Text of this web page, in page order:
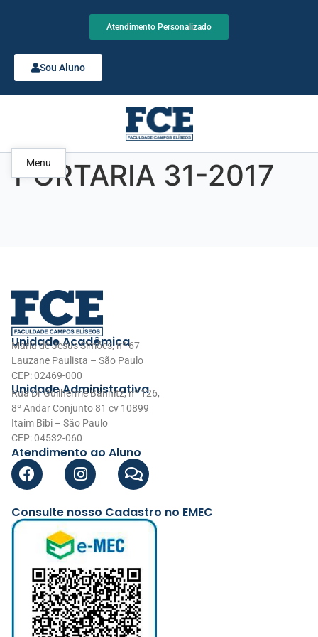
Atendimento Personalizado
Sou Aluno
Menu
PORTARIA 31-2017
Unidade Acadêmica
Maria de Jesus Simões, nº 67
Lauzane Paulista – São Paulo
CEP: 02469-000
Unidade Administrativa
Rua Dr Guilherme Bannitz, nº 126,
8º Andar Conjunto 81 cv 10899
Itaim Bibi – São Paulo
CEP: 04532-060
Atendimento ao Aluno
Consulte nosso Cadastro no EMEC